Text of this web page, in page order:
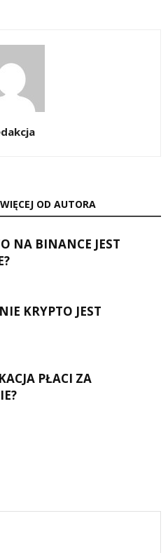
WIĘCEJ OD AUTORA
NA BINANCE JEST
KRYPTO JEST
PŁACI ZA